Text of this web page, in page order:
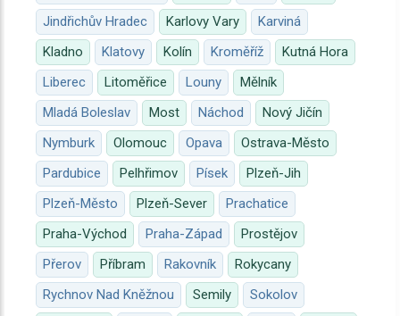
Jindřichův Hradec
Karlovy Vary
Karviná
Kladno
Klatovy Kolín Kroměříž
Kutná Hora
Liberec
Litoměřice Louny
Mělník
Mladá Boleslav
Most Náchod
Nový Jičín
Nymburk
Olomouc Opava
Ostrava-Město
Pardubice
Pelhřimov Písek
Plzeň-Jih
Plzeň-Město
Plzeň-Sever
Prachatice
Praha-Východ
Praha-Západ
Prostějov
Přerov
Příbram Rakovník
Rokycany
Rychnov Nad Kněžnou
Semily
Sokolov